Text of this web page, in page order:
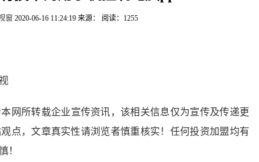
窗 2020-06-16 11:24:19 来源： 阅读：1255
网所转载企业宣传资讯，该相关信息仅为宣传及传递更
点，文章真实性请浏览者慎重核实！任何投资加盟均有
！